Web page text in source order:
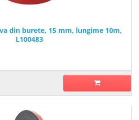
din burete, 15 mm, lungime 10m,
L100483